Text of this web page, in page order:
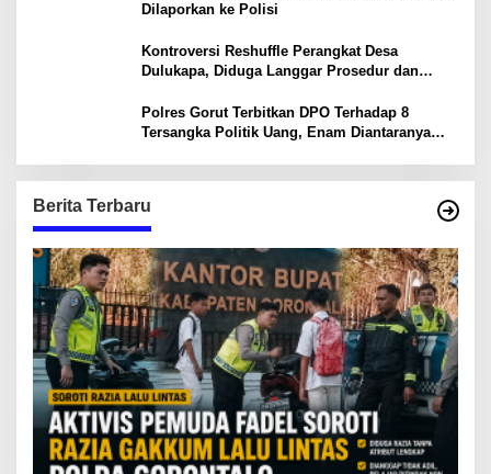
Dilaporkan ke Polisi
Kontroversi Reshuffle Perangkat Desa
Dulukapa, Diduga Langgar Prosedur dan
Polres Gorut Terbitkan DPO Terhadap 8
Tersangka Politik Uang, Enam Diantaranya
Berita Terbaru